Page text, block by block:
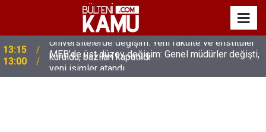
13:00
MEB’de üst düzey değişim: Genel müdürler değişti,
yeni isimler atandı